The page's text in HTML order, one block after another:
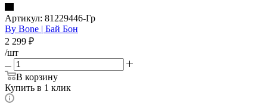
Артикул: 81229446-Гр
By Bone | Бай Бон
2 299 ₽
/шт
В корзину
Купить в 1 клик